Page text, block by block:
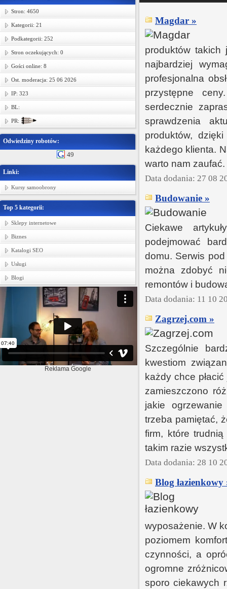
Stron: 4650
Kategorii: 21
Podkategorii: 252
Stron oczekujących: 0
Gości online: 8
Ost. moderacja: 25 06 2026
IP: 323
BL:
PR:
Odwiedziny robotów:
49
Linki:
Kursy samoobrony
Top 5 kategorii:
Sklepy internetowe
Biznes
Katalogi SEO
Usługi
Blogi
Reklama Google
Magdar »
produktów takich
najbardziej
profesjonalna
przystępne
serdecznie
sprawdzenia
produktów,
każdego klienta.
warto nam zaufać.
Data dodania: 27 08
Budowanie »
Ciekawe
podejmować
domu. Serwis
można zdobyć
remontów i
Data dodania: 11 10
Zagrzej.com »
Szczególnie
kwestiom
każdy chce
zamieszczono
jakie
trzeba pamiętać,
firm, które
takim razie
Data dodania: 28 10
Blog łazienkowy
wyposażenie. W
poziomem
czynności, a
ogromne
sporo ciekawych